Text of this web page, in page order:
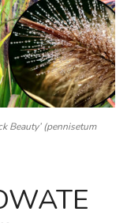
Beauty’ (pennisetum